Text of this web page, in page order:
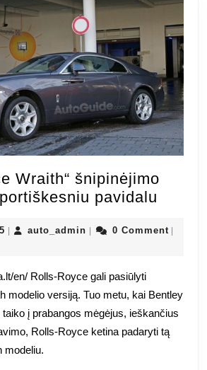
Wraith“ šnipinėjimo
pavidalu
15
auto_admin auto_admin
0 Comment
en/ Rolls-Royce gali pasiūlyti
modelio versiją. Tuo metu, kai Bentley
į prabangos mėgėjus, ieškančius
Rolls-Royce ketina padaryti tą
modeliu.